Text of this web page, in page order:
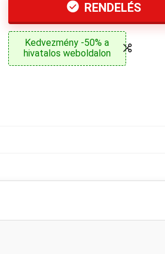
RENDELÉS
Kedvezmény -50% a
hivatalos weboldalon